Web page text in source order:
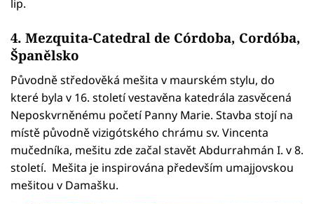
lip.
4. Mezquita-Catedral de Córdoba, Cordóba,
Španělsko
Původně středověká mešita v maurském stylu, do
které byla v 16. století vestavěna katedrála zasvěcená
Neposkvrněnému početí Panny Marie. Stavba stojí na
místě původně vizigótského chrámu sv. Vincenta
mučedníka, mešitu zde začal stavět Abdurrahmán I. v 8.
století. Mešita je inspirována především umajjovskou
mešitou v Damašku.